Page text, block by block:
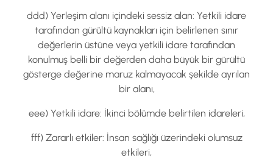
ddd) Yerleşim alanı içindeki sessiz alan: Yetkili idare
tarafından gürültü kaynakları için belirlenen sınır
değerlerin üstüne veya yetkili idare tarafından
konulmuş belli bir değerden daha büyük bir gürültü
gösterge değerine maruz kalmayacak şekilde ayrılan
bir alanı,
eee) Yetkili idare: İkinci bölümde belirtilen idareleri,
fff) Zararlı etkiler: İnsan sağlığı üzerindeki olumsuz
etkileri,